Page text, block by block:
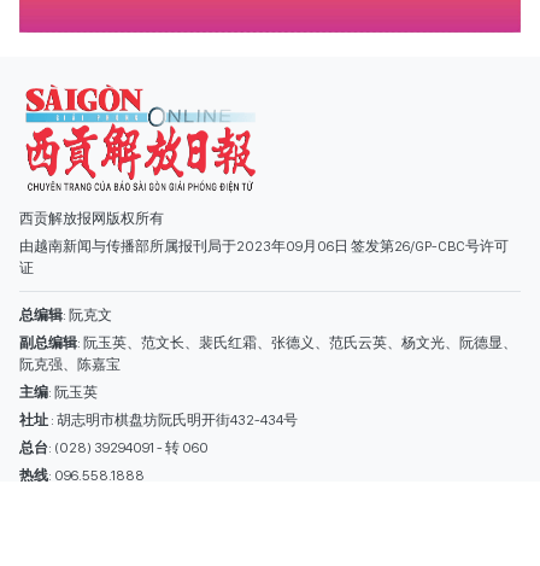
副总编辑: 阮玉英、范文长、裴氏红霜、张德义、范氏云英、杨文光、阮德显、
阮克强、陈嘉宝
主编: 阮玉英
社址: 胡志明市棋盘坊阮氏明开街432-434号
总台: (028) 39294091 - 转 060
热线: 096.558.1888
编辑部: (028) 39294092 - 转 060
电子信箱
广告部
(028) 38334185
quangcaohoavan09@gmail.com;